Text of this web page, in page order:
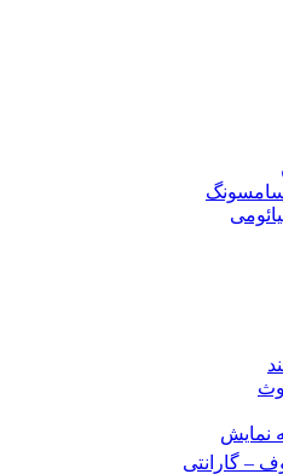
نمایش
– گارانتی